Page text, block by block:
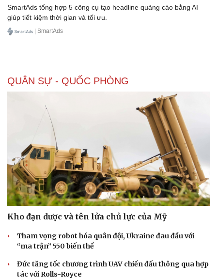
SmartAds tổng hợp 5 công cụ tạo headline quảng cáo bằng AI
giúp tiết kiệm thời gian và tối ưu.
| SmartAds
QUÂN SỰ - QUỐC PHÒNG
Kho đạn dược và tên lửa chủ lực của Mỹ
Tham vọng robot hóa quân đội, Ukraine đau đầu với
“ma trận” 550 biến thể
Đức tăng tốc chương trình UAV chiến đấu thông qua hợp
tác với Rolls-Royce